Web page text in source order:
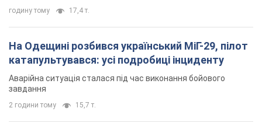
годину тому 17,4 т.
На Одещині розбився український МіГ-29, пілот
катапультувався: усі подробиці інциденту
Аварійна ситуація сталася під час виконання бойового
завдання
2 години тому 15,7 т.